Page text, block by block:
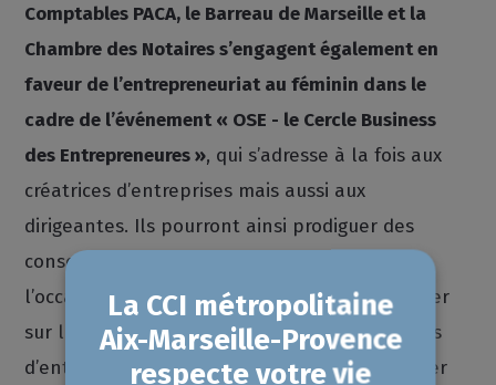
Comptables PACA, le Barreau de Marseille et la
Chambre des Notaires s’engagent également en
faveur de l’entrepreneuriat au féminin dans le
cadre de l’événement « OSE - le Cercle Business
des Entrepreneures », qui s’adresse à la fois aux
créatrices d’entreprises mais aussi aux
dirigeantes. Ils pourront ainsi prodiguer des
conseils juridiques, comptables, financiers à
l’occasion de cet événement qui vise à informer
sur les solutions qui s’offrent aux futures chefs
d’entreprise et entrepreneurs et faire rayonner